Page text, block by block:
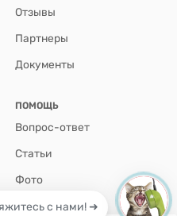
Отзывы
Партнеры
Документы
ПОМОЩЬ
Вопрос-ответ
Статьи
Фото
с нами! ➜